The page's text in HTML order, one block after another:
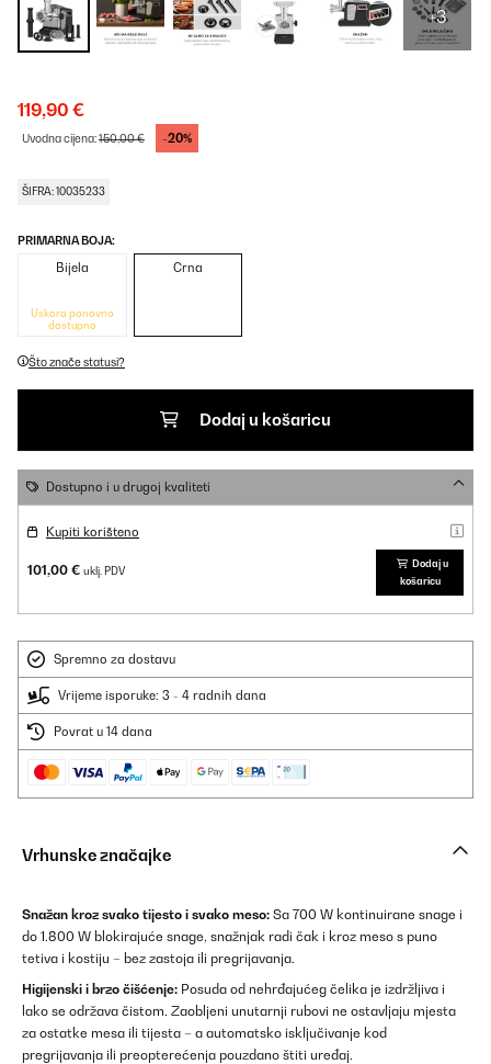
+3
119,90 €
Uvodna cijena:150,00 € -20%
ŠIFRA: 10035233
PRIMARNA BOJA:
Bijela
Uskoro ponovno
dostupno
Crna
Što znače statusi?
Dodaj u košaricu
Dostupno i u drugoj kvaliteti
Kupiti korišteno
101,00 € uklj. PDV
Dodaj u
košaricu
Spremno za dostavu
Vrijeme isporuke: 3 - 4 radnih dana
Povrat u 14 dana
Vrhunske značajke
Snažan kroz svako tijesto i svako meso: Sa 700 W kontinuirane snage i
do 1.800 W blokirajuće snage, snažnjak radi čak i kroz meso s puno
tetiva i kostiju – bez zastoja ili pregrijavanja.
Higijenski i brzo čišćenje: Posuda od nehrđajućeg čelika je izdržljiva i
lako se održava čistom. Zaobljeni unutarnji rubovi ne ostavljaju mjesta
za ostatke mesa ili tijesta – a automatsko isključivanje kod
pregrijavanja ili preopterećenja pouzdano štiti uređaj.